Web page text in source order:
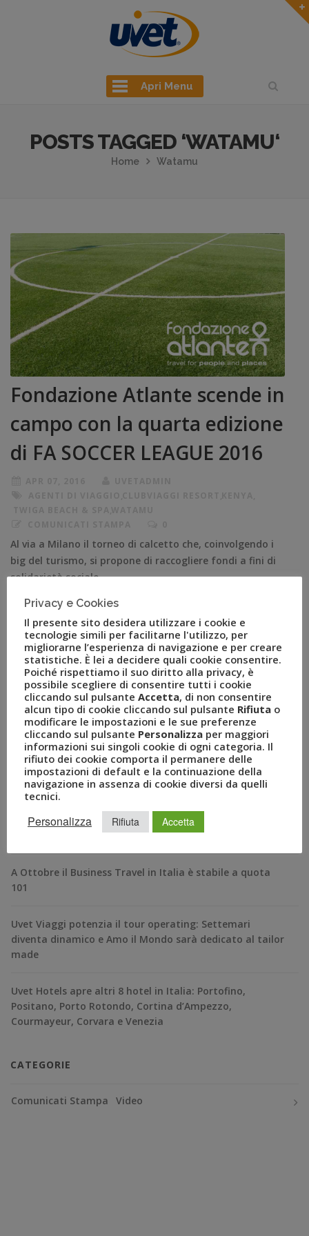
Apri Menu
POSTS TAGGED ‘WATAMU‘
Home Watamu
Fondazione Atlante scende in
campo con la quarta edizione
di FA SOCCER LEAGUE 2016
Al via a Milano il torneo di calcetto che, coinvolgendo i
big del turismo, si propone di raccogliere fondi a fini di
solidarietà sociale.
RECENT POSTS
A Novembre il Business Travel in Italia è a quota 95
BizTravel Forum 2024: al via la XXII edizione dell’evento
italiano del business travel dal titolo “Tabula Rasa”
A Ottobre il Business Travel in Italia è stabile a quota
101
Uvet Viaggi potenzia il tour operating: Settemari
diventa dinamico e Amo il Mondo sarà dedicato al tailor
made
Uvet Hotels apre altri 8 hotel in Italia: Portofino,
Positano, Porto Rotondo, Cortina d’Ampezzo,
Courmayeur, Corvara e Venezia
CATEGORIE
Comunicati Stampa Video
Privacy e Cookies
Il presente sito desidera utilizzare i cookie e
tecnologie simili per facilitarne l'utilizzo, per
migliorarne l’esperienza di navigazione e per creare
statistiche. È lei a decidere quali cookie consentire.
Poiché rispettiamo il suo diritto alla privacy, è
possibile scegliere di consentire tutti i cookie
cliccando sul pulsante Accetta, di non consentire
alcun tipo di cookie cliccando sul pulsante Rifiuta o
modificare le impostazioni e le sue preferenze
cliccando sul pulsante Personalizza per maggiori
informazioni sui singoli cookie di ogni categoria. Il
rifiuto dei cookie comporta il permanere delle
impostazioni di default e la continuazione della
navigazione in assenza di cookie diversi da quelli
tecnici.
Personalizza Rifiuta Accetta